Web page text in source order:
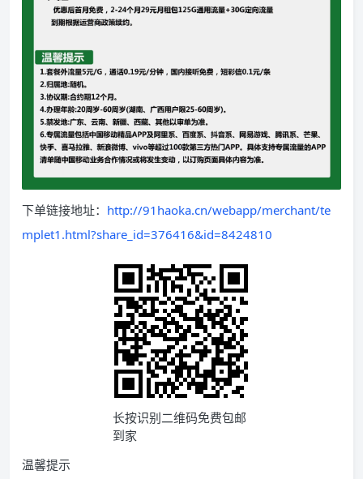
下单链接地址： http://91haoka.cn/webapp/merchant/te
mplet1.html?share_id=376416&id=8424810
长按识别二维码免费包邮
到家
温馨提示